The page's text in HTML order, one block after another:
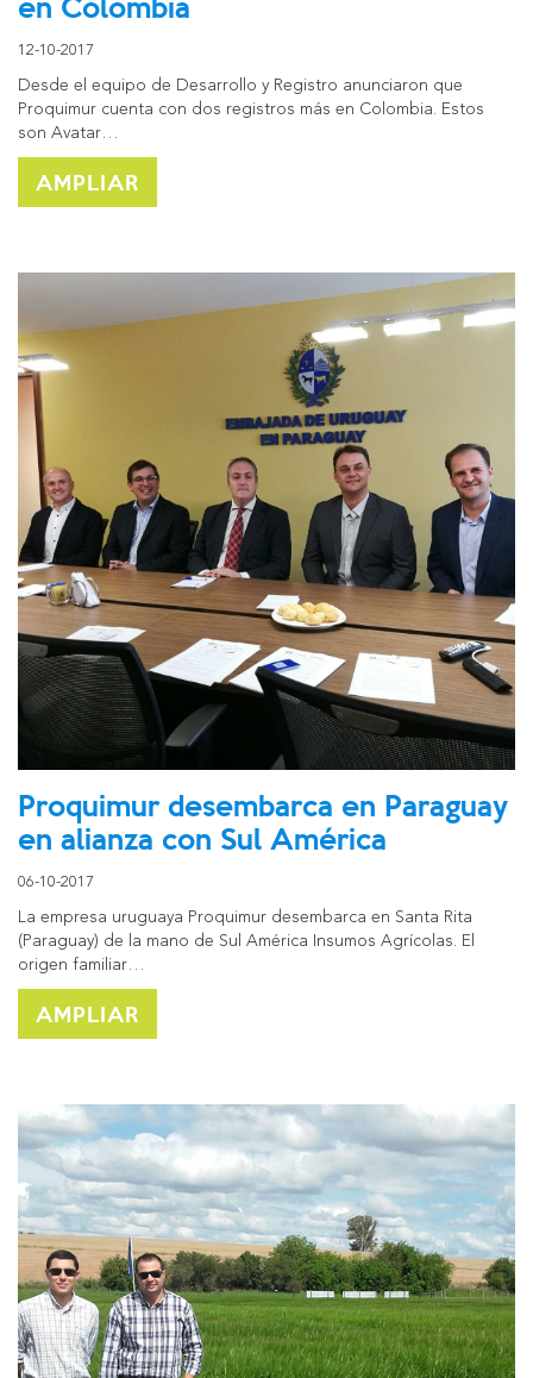
12-10-2017
Desde el equipo de Desarrollo y Registro anunciaron que
Proquimur cuenta con dos registros más en Colombia. Estos
son Avatar…
AMPLIAR
Proquimur desembarca en Paraguay
en alianza con Sul América
06-10-2017
La empresa uruguaya Proquimur desembarca en Santa Rita
(Paraguay) de la mano de Sul América Insumos Agrícolas. El
origen familiar…
AMPLIAR